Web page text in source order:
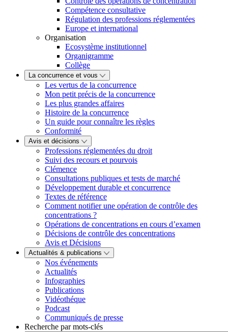
Compétence consultative
Régulation des professions réglementées
Europe et international
Organisation
Ecosystème institutionnel
Organigramme
Collège
La concurrence et vous
Les vertus de la concurrence
Mon petit précis de la concurrence
Les plus grandes affaires
Histoire de la concurrence
Un guide pour connaître les règles
Conformité
Avis et décisions
Professions réglementées du droit
Suivi des recours et pourvois
Clémence
Consultations publiques et tests de marché
Développement durable et concurrence
Textes de référence
Comment notifier une opération de contrôle des
concentrations ?
Opérations de concentrations en cours d’examen
Décisions de contrôle des concentrations
Avis et Décisions
Actualités & publications
Nos événements
Actualités
Infographies
Publications
Vidéothéque
Podcast
Communiqués de presse
Recherche par mots-clés